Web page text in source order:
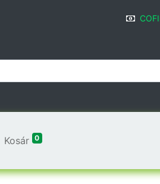
Kosár 0